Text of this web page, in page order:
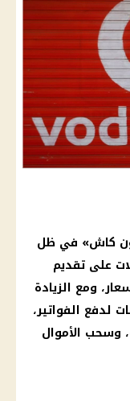
كاش» في ظل
على تقديم
، ومع الزيادة
لدفع الفواتير،
وسحب الأموال